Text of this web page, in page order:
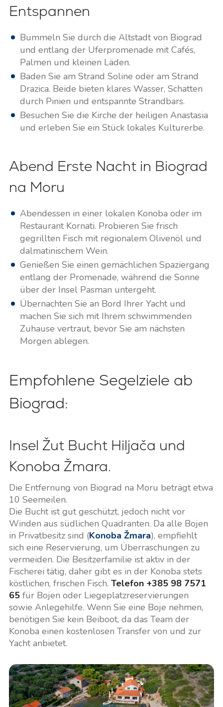
Entspannen
Bummeln Sie durch die Altstadt von Biograd
und entlang der Uferpromenade mit Cafés,
Palmen und kleinen Läden.
Baden Sie am Strand Soline oder am Strand
Drazica. Beide bieten klares Wasser, Schatten
durch Pinien und entspannte Strandbars.
Besuchen Sie die Kirche der heiligen Anastasia
und erleben Sie ein Stück lokales Kulturerbe.
Abend Erste Nacht in Biograd
na Moru
Abendessen in einer lokalen Konoba oder im
Restaurant Kornati. Probieren Sie frisch
gegrillten Fisch mit regionalem Olivenöl und
dalmatinischem Wein.
Genießen Sie einen gemächlichen Spaziergang
entlang der Promenade, während die Sonne
über der Insel Pasman untergeht.
Übernachten Sie an Bord Ihrer Yacht und
machen Sie sich mit Ihrem schwimmenden
Zuhause vertraut, bevor Sie am nächsten
Morgen ablegen.
Empfohlene Segelziele ab
Biograd:
Insel Žut Bucht Hiljača und
Konoba Žmara.
Die Entfernung von Biograd na Moru beträgt etwa
10 Seemeilen.
Die Bucht ist gut geschützt, jedoch nicht vor
Winden aus südlichen Quadranten. Da alle Bojen
in Privatbesitz sind (Konoba Žmara), empfiehlt
sich eine Reservierung, um Überraschungen zu
vermeiden. Die Besitzerfamilie ist aktiv in der
Fischerei tätig, daher gibt es in der Konoba stets
köstlichen, frischen Fisch. Telefon +385 98 7571
65für Bojen oder Liegeplatzreservierungen
sowie Anlegehilfe. Wenn Sie eine Boje nehmen,
benötigen Sie kein Beiboot, da das Team der
Konoba einen kostenlosen Transfer von und zur
Yacht anbietet.